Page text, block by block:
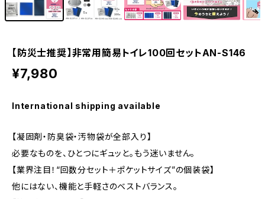
【防災士推奨】非常用簡易トイレ100回セットAN-S146
¥7,980
International shipping available
【凝固剤・防臭袋・汚物袋が全部入り】
必要なものを、ひとつにギュッと。もう迷いません。
【業界注目！“回数分セット＋ポケットサイズ”の個装袋】
他にはない、機能と手軽さのベストバランス。